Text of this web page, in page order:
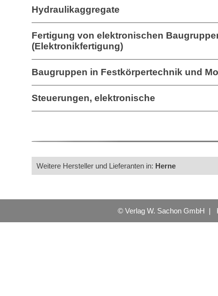
Hydraulikaggregate
Fertigung von elektronischen
(Elektronikfertigung)
Baugruppen in Festkörpertechnik und
Steuerungen, elektronische
Weitere Hersteller und Lieferanten in: Herne
© Verlag W. Sachon GmbH |